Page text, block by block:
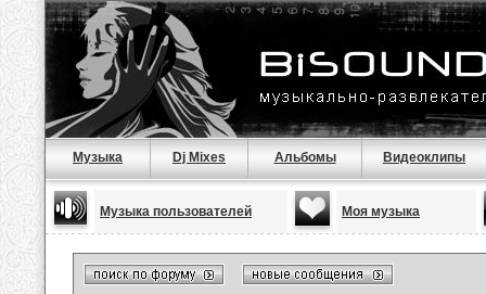
Музыка Dj Mixes Альбомы Видеоклипы
Музыка пользователей Моя музыка